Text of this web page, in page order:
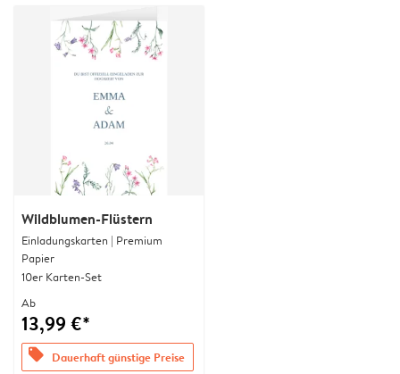
Wildblumen-Flüstern
Einladungskarten | Premium
Papier
10er Karten-Set
Ab
13,99 €*
offers Dauerhaft günstige Preise